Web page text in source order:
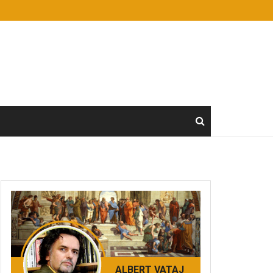
ALBERT VATAJ